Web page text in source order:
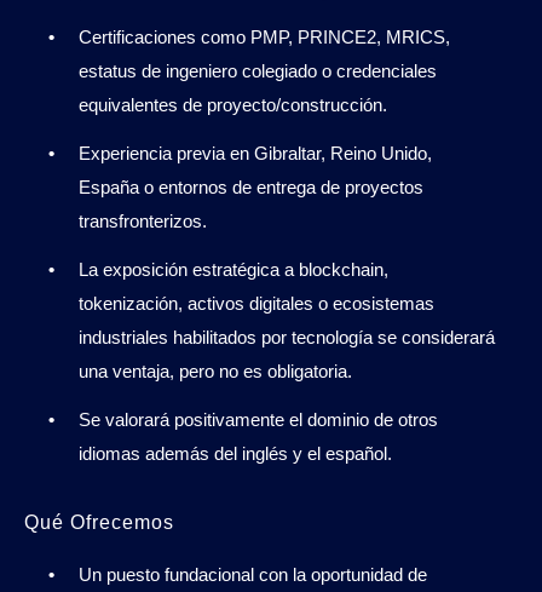
Certificaciones como PMP, PRINCE2, MRICS,
estatus de ingeniero colegiado o credenciales
equivalentes de proyecto/construcción.
Experiencia previa en Gibraltar, Reino Unido,
España o entornos de entrega de proyectos
transfronterizos.
La exposición estratégica a blockchain,
tokenización, activos digitales o ecosistemas
industriales habilitados por tecnología se considerará
una ventaja, pero no es obligatoria.
Se valorará positivamente el dominio de otros
idiomas además del inglés y el español.
Qué Ofrecemos
Un puesto fundacional con la oportunidad de